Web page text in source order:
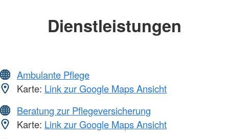
Dienstleistungen
Ambulante Pflege
Karte: Link zur Google Maps Ansicht
Beratung zur Pflegeversicherung
Karte: Link zur Google Maps Ansicht